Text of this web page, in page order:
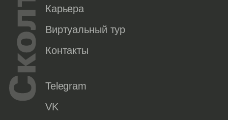
Карьера
Виртуальный тур
Контакты
Telegram
VK